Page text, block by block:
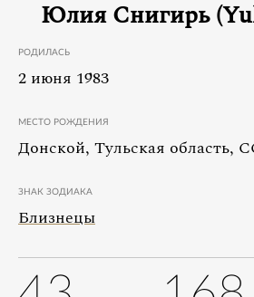
Юлия Снигирь
РОДИЛАСЬ
2 июня 1983
МЕСТО РОЖДЕНИЯ
Донской, Тульская область,
ЗНАК ЗОДИАКА
Близнецы